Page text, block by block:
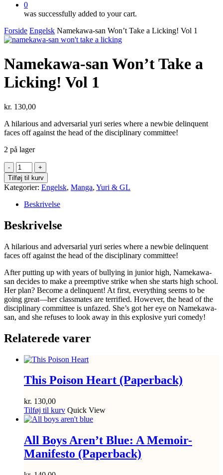
0
was successfully added to your cart.
Forside Engelsk Namekawa-san Won’t Take a Licking! Vol 1
Namekawa-san Won’t Take a
Licking! Vol 1
kr. 130,00
A hilarious and adversarial yuri series where a newbie delinquent
faces off against the head of the disciplinary committee!
2 på lager
Namekawa-
san
Won't
Take
a
Licking!
Vol
1
Tilføj til kurv
Kategorier: Engelsk, Manga, Yuri & GL
Beskrivelse
Beskrivelse
A hilarious and adversarial yuri series where a newbie delinquent
faces off against the head of the disciplinary committee!
After putting up with years of bullying in junior high, Namekawa-
san decides to make a preemptive strike when she starts high school.
Her plan? Become a delinquent! At first, everything seems to be
going great—her classmates are terrified. However, the head of the
disciplinary committee is unfazed. She’s got her eye on Namekawa-
san, and she refuses to look away in this explosive yuri comedy!
Relaterede varer
This Poison Heart (Paperback)
kr. 130,00
Tilføj til kurv Quick View
All Boys Aren’t Blue: A Memoir-
Manifesto (Paperback)